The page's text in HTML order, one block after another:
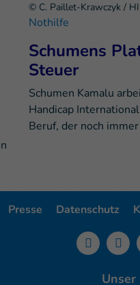
© C. Paillet-Krawczyk / HI
Nothilfe
Schumens
Steuer
Schumen Kamalu
Handicap
Beruf, der noch
Presse Datenschutz